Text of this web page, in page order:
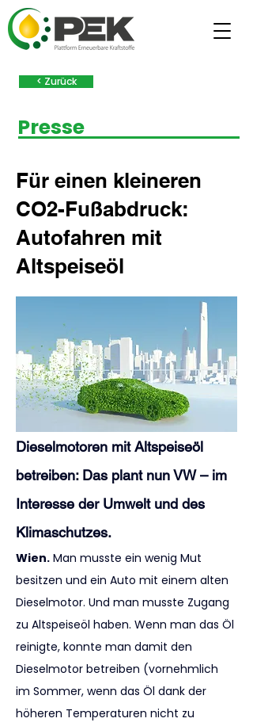
< Zurück
Presse
Für einen kleineren
CO2-Fußabdruck:
Autofahren mit
Altspeiseöl
Dieselmotoren mit Altspeiseöl
betreiben: Das plant nun VW – im
Interesse der Umwelt und des
Klimaschutzes.
Wien. Man musste ein wenig Mut
besitzen und ein Auto mit einem alten
Dieselmotor. Und man musste Zugang
zu Altspeiseöl haben. Wenn man das Öl
reinigte, konnte man damit den
Dieselmotor betreiben (vornehmlich
im Sommer, wenn das Öl dank der
höheren Temperaturen nicht zu